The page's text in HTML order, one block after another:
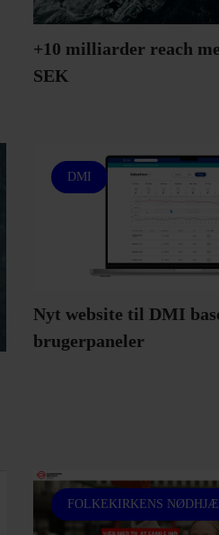
+10 milliarder reach
SEK
DMI
Nyt website til DMI
brugerpaneler
FOLKEKIRKENS